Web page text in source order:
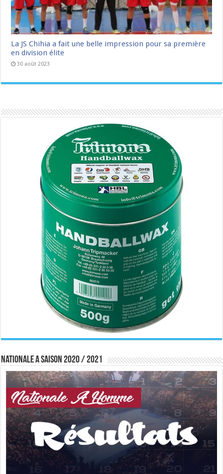
La JS Chihia a fait une belle impression pour sa première
en division élite
30 août 2023
Nationale A saison 2020 / 2021